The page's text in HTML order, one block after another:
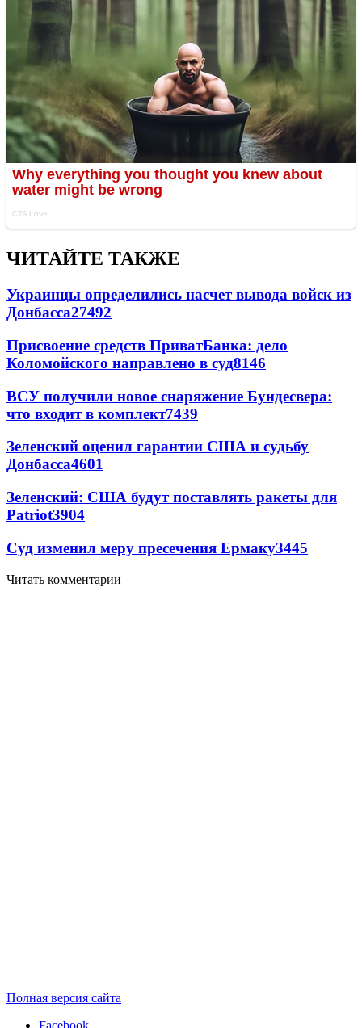
ЧИТАЙТЕ ТАКЖЕ
Украинцы определились насчет вывода войск из
Донбасса27492
Присвоение средств ПриватБанка: дело
Коломойского направлено в суд8146
ВСУ получили новое снаряжение Бундесвера:
что входит в комплект7439
Зеленский оценил гарантии США и судьбу
Донбасса4601
Зеленский: США будут поставлять ракеты для
Patriot3904
Суд изменил меру пресечения Ермаку3445
Читать комментарии
Полная версия сайта
Facebook